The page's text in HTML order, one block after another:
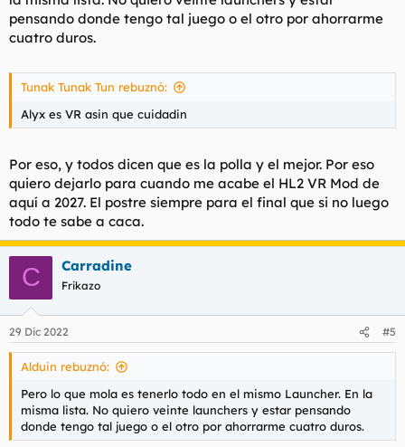
Buy Tiny Tina’s Wonderlands CD KEY Compare Prices.
Activate the CD Key on your Steam client to download
Tiny Tina’s Wonderlands. Save money and find the
best deal.
https://store.epicgames.com/es-ES/p/tiny-tinas-wonderlands
que con el cupón de descuento del 25% se te quedan en 22 y
medio.
En Steam son 30.
Witcher, entiendo que el 3 está al mismo precio en Steam y en
gog. Pero en gog te dan cuatro cosillas de regalo, un traje
completo y un par de espadas. Igual con el Blade Runner, hay
alguna chorradilla mas en gog y el juego original.
Alyx ahora está igual o mas caro en tiendas de keys que en
Steam. Ahí, ahora mismo, mejor Steam.
pensando donde tengo tal juego o el otro por ahorrarme
cuatro duros.
Tunak Tunak Tun rebuznó:
Alyx es VR asin que cuidadin
Por eso, y todos dicen que es la polla y el mejor. Por eso
quiero dejarlo para cuando me acabe el HL2 VR Mod de
aquí a 2027. El postre siempre para el final que si no luego
todo te sabe a caca.
C Carradine
Frikazo
29 Dic 2022 #5
Alduin rebuznó:
Pero lo que mola es tenerlo todo en el mismo Launcher. En la
misma lista. No quiero veinte launchers y estar pensando
donde tengo tal juego o el otro por ahorrarme cuatro duros.